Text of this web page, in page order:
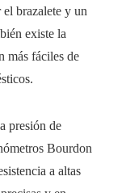
brazalete y un
existe la
más fáciles de
presión de
Bourdon
a altas